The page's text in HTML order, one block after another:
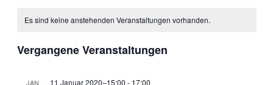
von
Veranstaltungen
Es sind keine anstehenden Veranstaltungen vorhanden.
Vergangene Veranstaltungen
JAN. 11 Januar 2020–15:00 - 17:00